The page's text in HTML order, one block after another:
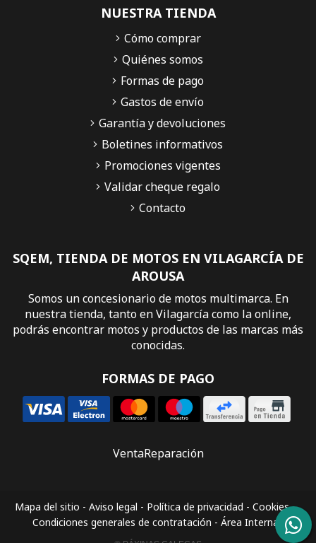
SQEM, TIENDA DE MOTOS EN VILAGARCÍA DE
AROUSA
Somos un concesionario de motos multimarca. En
nuestra tienda, tanto en Vilagarcía como la online,
podrás encontrar motos y productos de las marcas más
conocidas.
FORMAS DE PAGO
NUESTRA TIENDA
Cómo comprar
Quiénes somos
Formas de pago
Gastos de envío
Garantía y devoluciones
Boletines informativos
Promociones vigentes
Validar cheque regalo
Contacto
VentaReparación
Mapa del sitio - Aviso legal - Política de privacidad - Cookies-
Condiciones generales de contratación - Área Interna